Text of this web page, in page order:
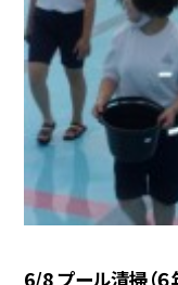
6/8 プール清掃（６